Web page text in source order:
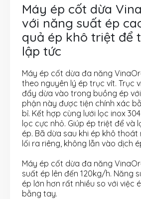
Máy ép cốt dừa
với năng suất ép
quả ép khô triệt để
lập tức
Máy ép cốt dừa đa năng
theo nguyên lý ép trục vít. Trục
đẩy dừa vào trong buồng ép
phận này được tiện chính xác
bỉ. Kết hợp cùng lưới lọc inox
lọc cực nhỏ. Giúp ép triệt để và
ép. Bã dừa sau khi ép khô
lối ra riêng, không lẫn vào dịch
Máy ép cốt dừa đa năng
suất ép lên đến 120kg/h. Năng
ép lớn hơn rất nhiều so với việc
bằng tay.